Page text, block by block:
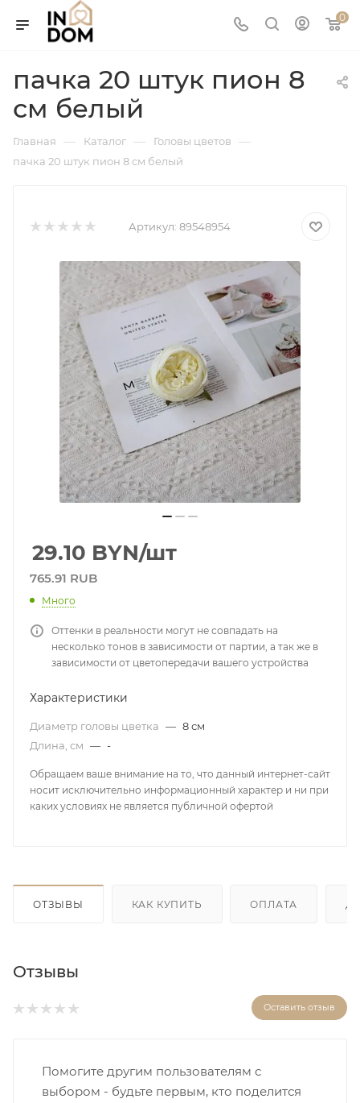
0
пачка 20 штук пион 8
см белый
Главная — Каталог — Головы цветов —
пачка 20 штук пион 8 см белый
Артикул: 89548954
29.10 BYN/шт
765.91 RUB
Много
Оттенки в реальности могут не совпадать на
несколько тонов в зависимости от партии, а так же в
зависимости от цветопередачи вашего устройства
Характеристики
Диаметр головы цветка — 8 см
Длина, см — -
Обращаем ваше внимание на то, что данный интернет-сайт
носит исключительно информационный характер и ни при
каких условиях не является публичной офертой
ОТЗЫВЫ КАК КУПИТЬ ОПЛАТА
Отзывы
Оставить отзыв
Помогите другим пользователям с
выбором - будьте первым, кто поделится